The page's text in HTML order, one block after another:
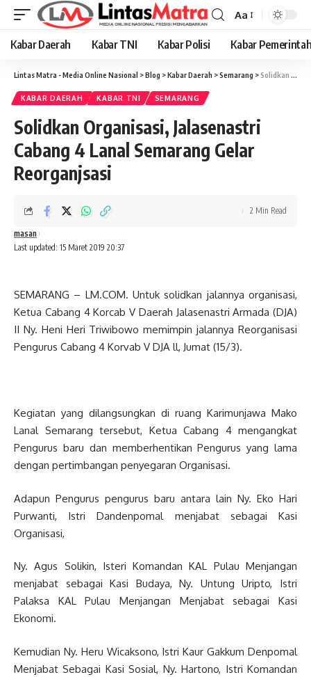
Font
Resizer
Aa
Kabar Daerah Kabar TNI Kabar Polisi Kabar
Lintas Matra - Media Online Nasional >Blog >Kabar Daerah >Semarang >Solidkan Organisasi, Jalasenastri Cabang 4 Lanal Semarang Gelar Reorganjsasi
KABAR DAERAH KABAR TNI SEMARANG
Solidkan Organisasi, Jalasenastri
Cabang 4 Lanal Semarang Gelar
Reorganjsasi
Last updated: 15 Maret 2019 20:37
masan
2 Min Read
SEMARANG – LM.COM. Untuk solidkan jalannya organisasi,
Ketua Cabang 4 Korcab V Daerah Jalasenastri Armada (DJA)
II Ny. Heni Heri Triwibowo memimpin jalannya Reorganisasi
Pengurus Cabang 4 Korvab V DJA ll, Jumat (15/3).
Kegiatan yang dilangsungkan di ruang Karimunjawa Mako
Lanal Semarang tersebut, Ketua Cabang 4 mengangkat
Pengurus baru dan memberhentikan Pengurus yang lama
dengan pertimbangan penyegaran Organisasi.
Adapun Pengurus pengurus baru antara lain Ny. Eko Hari
Purwanti, Istri Dandenpomal menjabat sebagai Kasi
Organisasi,
Ny. Agus Solikin, Isteri Komandan KAL Pulau Menjangan
menjabat sebagai Kasi Budaya, Ny. Untung Uripto, Istri
Palaksa KAL Pulau Menjangan Menjabat sebagai Kasi
Ekonomi.
Kemudian Ny. Heru Wicaksono, Istri Kaur Gakkum Denpomal
Menjabat Sebagai Kasi Sosial, Ny. Hartono, Istri Komandan